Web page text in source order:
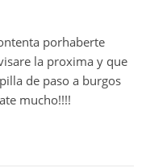
porhaberte
la proxima y que
de paso a burgos
mucho!!!!